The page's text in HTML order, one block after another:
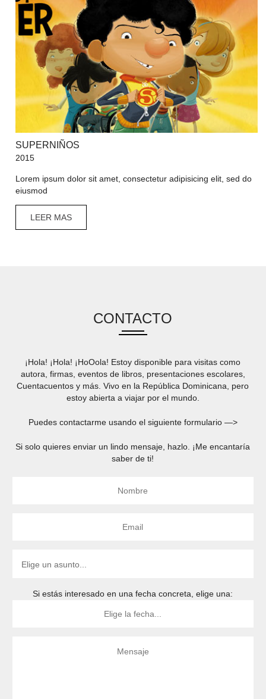
SUPERNIÑOS
2015
Lorem ipsum dolor sit amet, consectetur adipisicing elit, sed do
eiusmod
LEER MAS
CONTACTO
¡Hola! ¡Hola! ¡HoOola! Estoy disponible para visitas como
autora, firmas, eventos de libros, presentaciones escolares,
Cuentacuentos y más. Vivo en la República Dominicana, pero
estoy abierta a viajar por el mundo.
Puedes contactarme usando el siguiente formulario —>
Si solo quieres enviar un lindo mensaje, hazlo. ¡Me encantaría
saber de ti!
Si estás interesado en una fecha concreta, elige una: